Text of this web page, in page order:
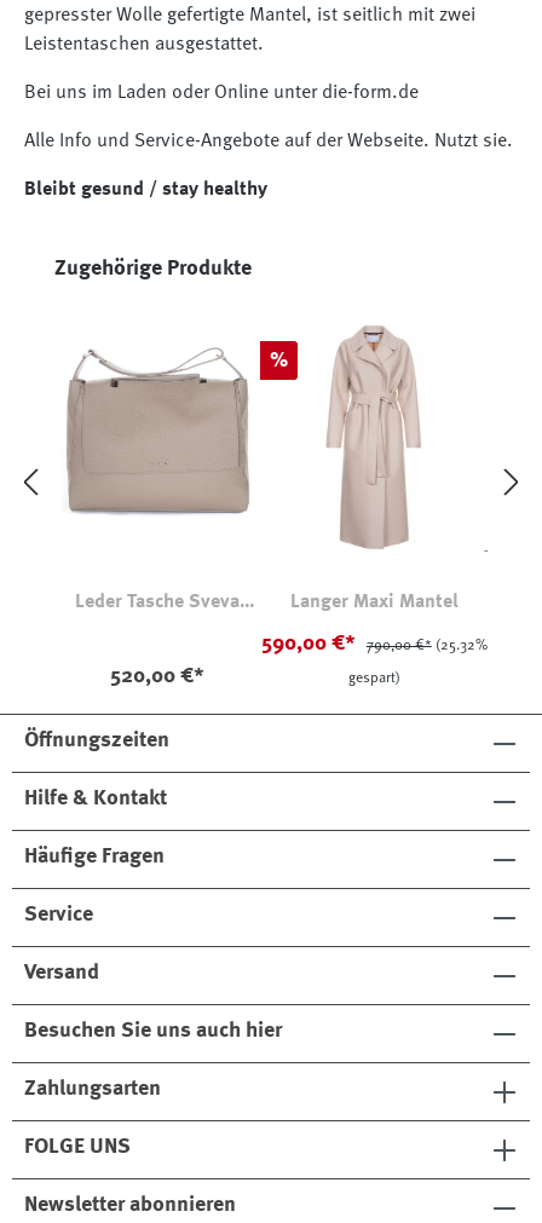
gepresster Wolle gefertigte Mantel, ist seitlich mit zwei
Leistentaschen ausgestattet.
Bei uns im Laden oder Online unter die-form.de
Alle Info und Service-Angebote auf der Webseite. Nutzt sie.
Bleibt gesund / stay healthy
Produktgalerie überspringen
Zugehörige Produkte
Leder Tasche Sveva
520,00 €*
Rabatt
%
Langer Maxi Mantel
590,00 €* 790,00 €* (25.32%
gespart)
Öffnungszeiten
Hilfe & Kontakt
Häufige Fragen
Service
Versand
Besuchen Sie uns auch hier
Zahlungsarten
FOLGE UNS
Newsletter abonnieren